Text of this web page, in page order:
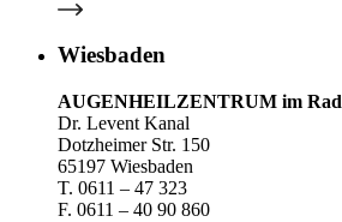
Wiesbaden
AUGENHEILZENTRUM im Rad
Dr. Levent Kanal
Dotzheimer Str. 150
65197 Wiesbaden
T. 0611 – 47 323
F. 0611 – 40 90 860